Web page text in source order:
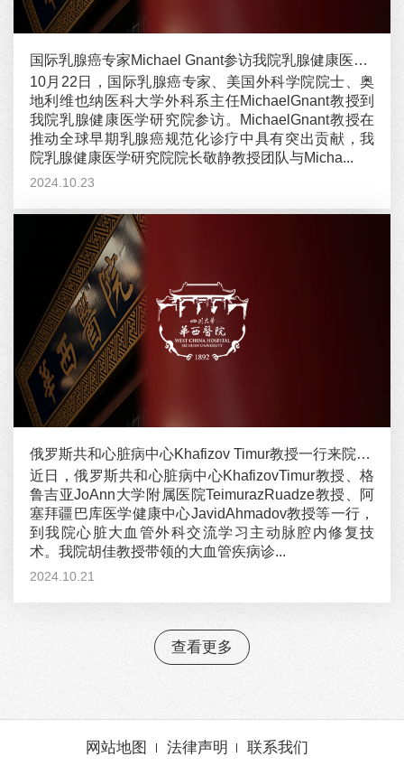
国际乳腺癌专家Michael Gnant参访我院乳腺健康医学研究院
10月22日，国际乳腺癌专家、美国外科学院院士、奥
地利维也纳医科大学外科系主任MichaelGnant教授到
我院乳腺健康医学研究院参访。MichaelGnant教授在
推动全球早期乳腺癌规范化诊疗中具有突出贡献，我
院乳腺健康医学研究院院长敬静教授团队与Micha...
2024.10.23
俄罗斯共和心脏病中心Khafizov Timur教授一行来院交流学习主动脉腔内修复技术
近日，俄罗斯共和心脏病中心KhafizovTimur教授、格
鲁吉亚JoAnn大学附属医院TeimurazRuadze教授、阿
塞拜疆巴库医学健康中心JavidAhmadov教授等一行，
到我院心脏大血管外科交流学习主动脉腔内修复技
术。我院胡佳教授带领的大血管疾病诊...
2024.10.21
查看更多
网站地图 法律声明 联系我们